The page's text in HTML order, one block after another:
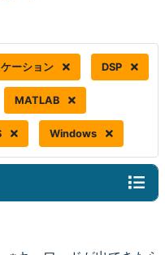
ーション DSP
MATLAB
Windows